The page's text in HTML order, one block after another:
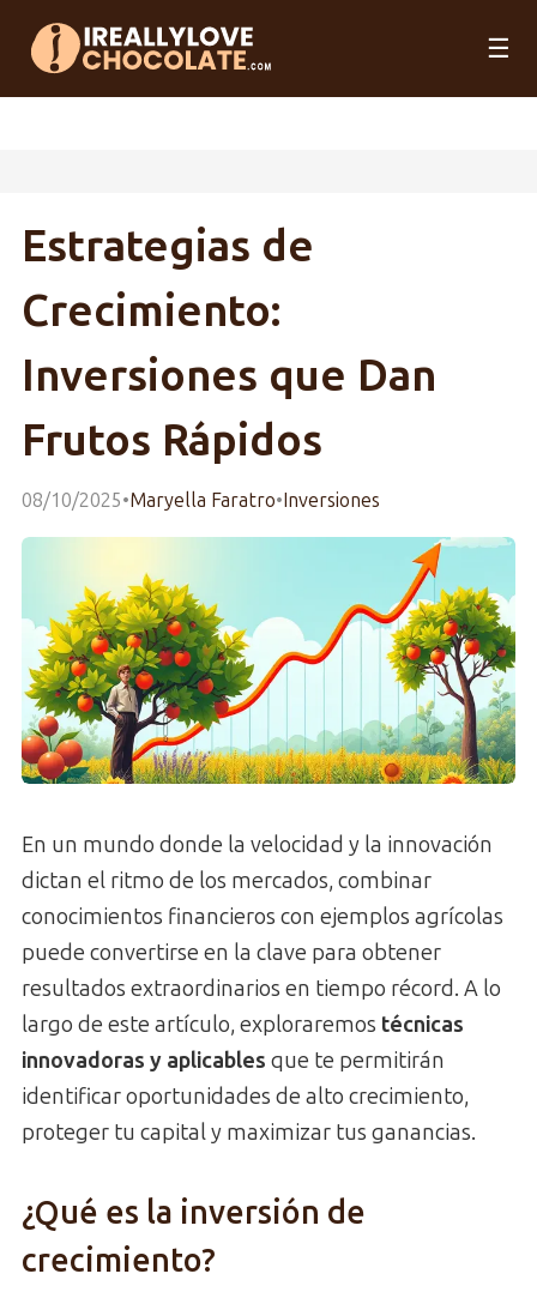
☰
Estrategias de
Crecimiento:
Inversiones que Dan
Frutos Rápidos
08/10/2025•Maryella Faratro•Inversiones
En un mundo donde la velocidad y la innovación
dictan el ritmo de los mercados, combinar
conocimientos financieros con ejemplos agrícolas
puede convertirse en la clave para obtener
resultados extraordinarios en tiempo récord. A lo
largo de este artículo, exploraremos técnicas
innovadoras y aplicables que te permitirán
identificar oportunidades de alto crecimiento,
proteger tu capital y maximizar tus ganancias.
¿Qué es la inversión de
crecimiento?